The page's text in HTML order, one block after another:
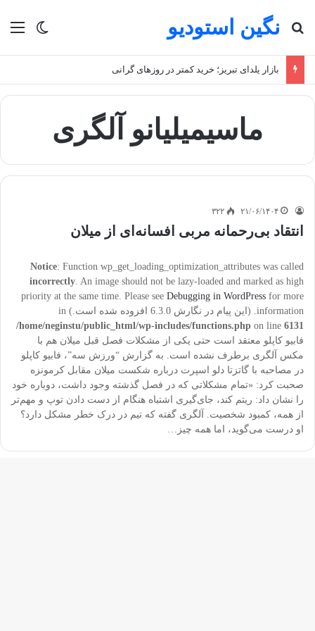
تغییر نگین استودیو
جستجو برای
بازار یلدای تبریز؛ خرید کمتر در روزهای گرانی
ماسیمیلیانو آلگری
۲۱/۰۶/۱۴۰۴ ۳۲۲
انتقاد بی‌رحمانه مربی افسانه‌ای از میلان
Notice: Function wp_get_loading_optimization_attributes was called
incorrectly. An image should not be lazy-loaded and marked as high
priority at the same time. Please see Debugging in WordPress for more
information. (این پیام در نگارش 6.3.0 افزوده شده است.) in
/home/neginstu/public_html/wp-includes/functions.php on line 6131
فابیو کاپلو معتقد است حتی یکی از مشکلات فصل قبل میلان هم با
مکس آلگری برطرف نشده است. به گزارش “ورزش سه”، فابیو کاپلو
در مصاحبه‌ با گاتزتا دلو اسپرت درباره شکست میلان مقابل کرمونزه
صحبت کرد: «تمام مشکلاتی که در فصل گذشته وجود داشت، دوباره خود
را نشان داد: ریتم کند، جای‌گیری اشتباه هنگام از دست دادن توپ و مهم‌تر
از همه، کمبود شخصیت. آلگری گفته که تیم در درک خطر مشکل دارد؟
او درست می‌گوید، اما همه چیز…